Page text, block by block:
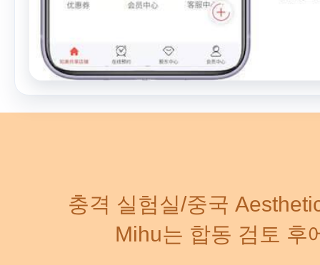
충격 실험실/중국
Mihu는 합동 검토 후